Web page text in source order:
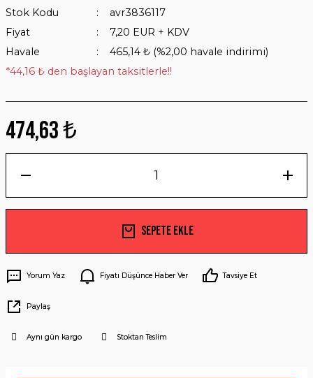
Stok Kodu
avr3836117
Fiyat
7,20 EUR + KDV
Havale
465,14 ₺ (%2,00 havale indirimi)
*44,16 ₺ den başlayan taksitlerle!!
474,63 ₺
Sepete Ekle
Yorum Yaz Fiyatı Düşünce Haber Ver Tavsiye Et
Paylaş
Aynı gün kargo Stoktan Teslim